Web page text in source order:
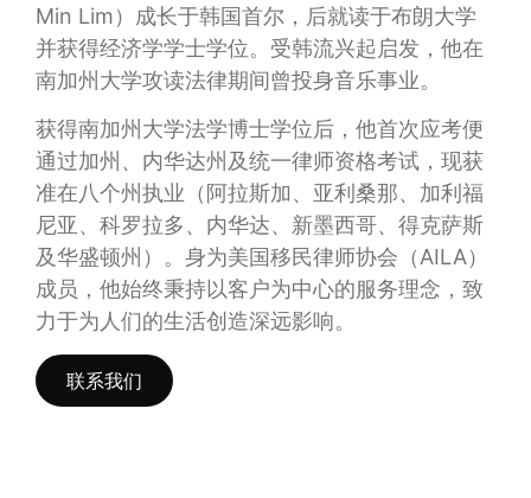
Min Lim）成长于韩国首尔，后就读于布朗大学
并获得经济学学士学位。受韩流兴起启发，他在
南加州大学攻读法律期间曾投身音乐事业。
获得南加州大学法学博士学位后，他首次应考便
通过加州、内华达州及统一律师资格考试，现获
准在八个州执业（阿拉斯加、亚利桑那、加利福
尼亚、科罗拉多、内华达、新墨西哥、得克萨斯
及华盛顿州）。身为美国移民律师协会（AILA）
成员，他始终秉持以客户为中心的服务理念，致
力于为人们的生活创造深远影响。
联系我们